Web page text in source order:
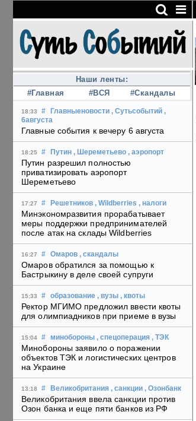
Наши ленты:
#Главная
#ВСЯ #Скандалы
18:33 # Главныеновости , Сутьсобытий ,
6августа
Главные события к вечеру 6 августа
18:25 # Путин , Шереметьево , аэропорт
Путин разрешил полностью
приватизировать аэропорт
Шереметьево
17:27 # Решетников , Wildberries , налоги
Минэкономразвития прорабатывает
меры поддержки предпринимателей
после атак на склады Wildberries
16:27 # Омаров , скандалы
Омаров обратился за помощью к
Бастрыкину в деле своей супруги
15:33 # образование , вузы , квоты
Ректор МГИМО предложил ввести квоты
для олимпиадников при приеме в вузы
15:04 # минобороны , спецоперация , ТЭК
Минобороны заявило о поражении
объектов ТЭК и логистических центров
на Украине
13:18 # Великобритания , санкции , Озонбанк
Великобритания ввела санкции против
Озон банка и еще пяти банков из РФ